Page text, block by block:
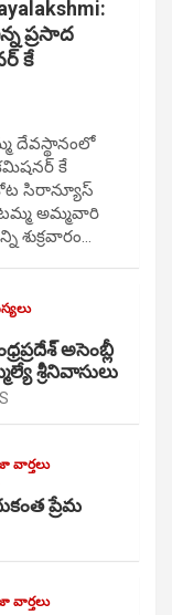
ప్రసాద
కే
దేవస్థానంలో
కే
సిరాన్యూస్
అమ్మవారి
శుక్రవారం…
అసెంబ్లీ
శ్రీనివాసులు
వార్తలు
ప్రేమ
వార్తలు